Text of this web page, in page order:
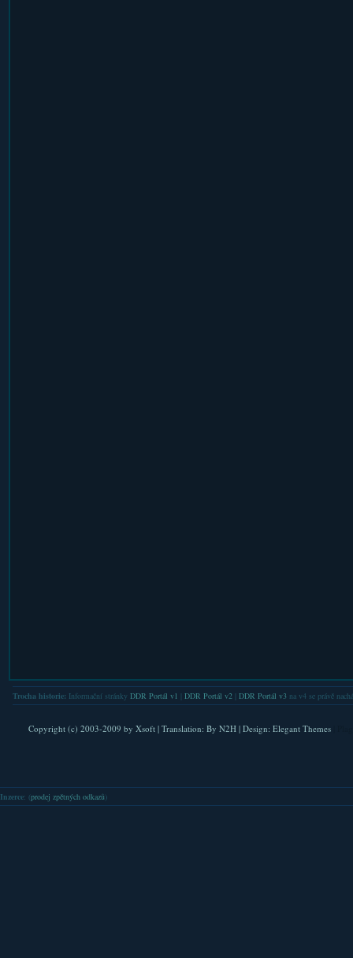
Trocha historie: Informační stránky DDR Portál v1 DDR Portál v2| DDR Portál v3na v4 se právě
Copyright (c) 2003-2009 by Xsoft| Translation: By N2H| Design: Elegant Themes
Inzerce: (prodej zpětných odkazů )